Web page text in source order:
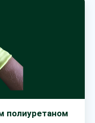
полиуретаном